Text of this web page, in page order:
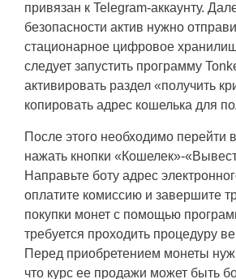
привязан к Telegram-аккаунту.
безопасности актив нужно
стационарное цифровое
следует запустить программу
активировать раздел «получить
копировать адрес кошелька для
После этого необходимо перейти
нажать кнопки «Кошелек»-
Направьте боту адрес
оплатите комиссию и завершите
покупки монет с помощью
требуется проходить процедуру
Перед приобретением монеты
что курс ее продажи может быть